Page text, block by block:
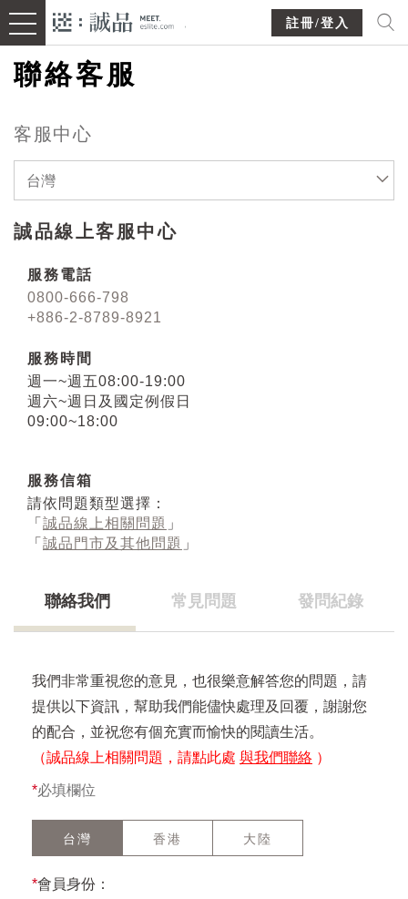
註冊/登入
聯絡客服
客服中心
台灣
誠品線上客服中心
服務電話
0800-666-798
+886-2-8789-8921
服務時間
週一~週五08:00-19:00
週六~週日及國定例假日
09:00~18:00
服務信箱
請依問題類型選擇：
「 誠品線上相關問題 」
「 誠品門市及其他問題 」
聯絡我們 常見問題 發問紀錄
我們非常重視您的意見，也很樂意解答您的問題，請
提供以下資訊，幫助我們能儘快處理及回覆，謝謝您
的配合，並祝您有個充實而愉快的閱讀生活。
（誠品線上相關問題，請點此處 與我們聯絡 ）
*必填欄位
台灣 香港 大陸
*會員身份：